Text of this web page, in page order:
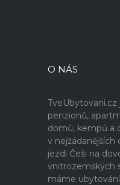
O NÁS
penzionů,
domů, kempů a
v nejžádanějších
jezdí Češi na
vnitrozemských
máme